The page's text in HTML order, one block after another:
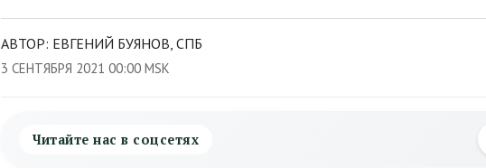
АВТОР: ЕВГЕНИЙ БУЯНОВ, СПБ
3 СЕНТЯБРЯ 2021 00:00 MSK
Читайте нас в соцсетях